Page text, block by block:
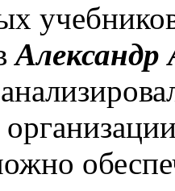
Александр